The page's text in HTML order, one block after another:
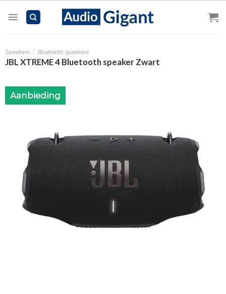
Speakers / Bluetooth speakers
JBL XTREME 4 Bluetooth speaker Zwart
Aanbieding